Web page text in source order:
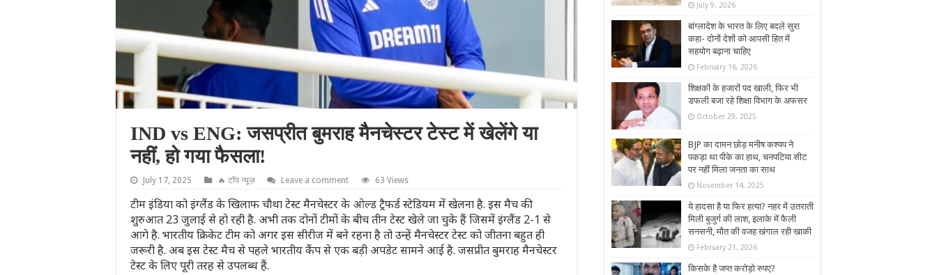
IND vs ENG: जसप्रीत बुमराह मैनचेस्टर टेस्ट में खेलेंगे या
नहीं, हो गया फैसला!
July 17, 2025 🔥 टॉप न्यूज़ Leave a comment 63 Views
टीम इंडिया को इंग्लैंड के खिलाफ चौथा टेस्ट मैनचेस्टर के ओल्ड ट्रैफर्ड स्टेडियम में खेलना है. इस मैच की
शुरुआत 23 जुलाई से हो रही है. अभी तक दोनों टीमों के बीच तीन टेस्ट खेले जा चुके हैं जिसमें इंग्लैंड 2-1 से
आगे है. भारतीय क्रिकेट टीम को अगर इस सीरीज में बने रहना है तो उन्हें मैनचेस्टर टेस्ट को जीतना बहुत ही
जरूरी है. अब इस टेस्ट मैच से पहले भारतीय कैंप से एक बड़ी अपडेट सामने आई है. जसप्रीत बुमराह मैनचेस्टर
टेस्ट के लिए पूरी तरह से उपलब्ध हैं.
July 9, 2026
बांग्लादेश के भारत के लिए बदले सुर!
कहा- दोनों देशों को आपसी हित में
सहयोग बढ़ाना चाहिए
February 16, 2026
शिक्षकों के हजारों पद खाली, फिर भी
डफली बजा रहे शिक्षा विभाग के अफसर
October 29, 2025
BJP का दामन छोड़ मनीष कश्यप ने
पकड़ा था पीके का हाथ, चनपटिया सीट
पर नहीं मिला जनता का साथ
November 14, 2025
ये हादसा है या फिर हत्या? नहर में उतराती
मिली बुजुर्ग की लाश, इलाके में फैली
सनसनी, मौत की वजह खंगाल रही खाकी
February 21, 2026
किसके है जप्त करोड़ो रुपए?